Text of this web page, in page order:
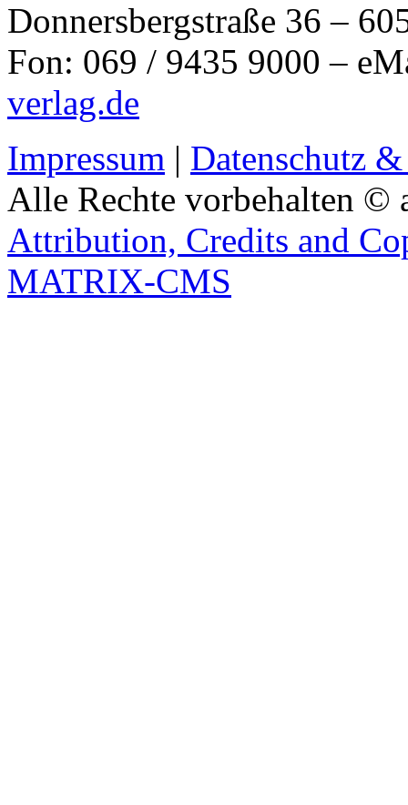
Donnersbergstraße 36 –
Fon: 069 / 9435 9000 –
verlag.de
Impressum | Datenschutz
Alle Rechte vorbehalten ©
Attribution, Credits and
MATRIX-CMS